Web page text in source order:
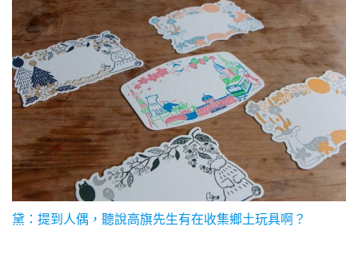
黛：提到人偶，聽說高旗先生有在收集鄉土玩具啊？